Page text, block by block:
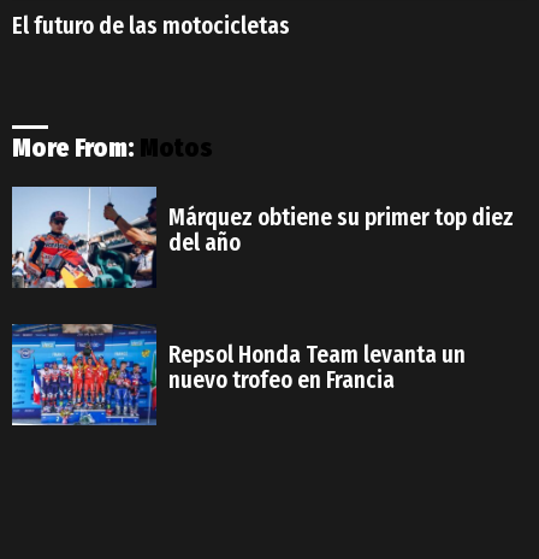
El futuro de las motocicletas
More From: Motos
Márquez obtiene su primer top diez
del año
Repsol Honda Team levanta un
nuevo trofeo en Francia